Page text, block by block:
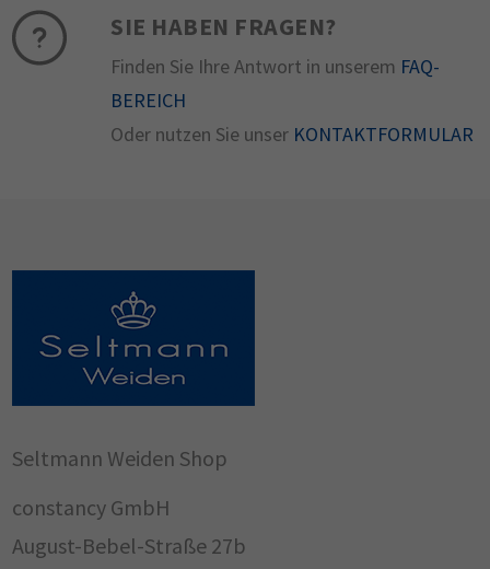
SIE HABEN FRAGEN?
Finden Sie Ihre Antwort in unserem FAQ-
BEREICH
Oder nutzen Sie unser KONTAKTFORMULAR
Seltmann Weiden Shop
constancy GmbH
August-Bebel-Straße 27b